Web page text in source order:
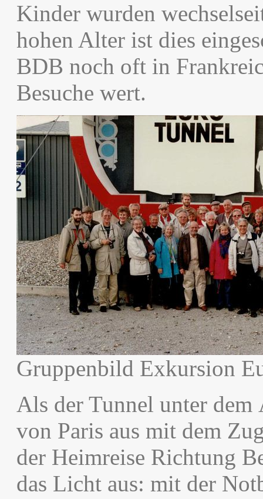
Kinder wurden
hohen Alter ist dies
BDB noch oft in
Besuche wert.
Gruppenbild Exkursion
Als der Tunnel unter
von Paris aus mit dem
der Heimreise Richtung
das Licht aus: mit der